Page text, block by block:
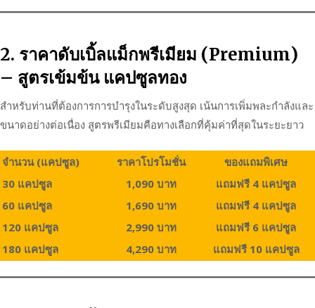
2. ราคาดับเบิ้ลแม็กพรีเมียม (Premium)
– สูตรเข้มข้น แคปซูลทอง
สำหรับท่านที่ต้องการการบำรุงในระดับสูงสุด เน้นการเพิ่มพละกำลังและ
ขนาดอย่างต่อเนื่อง สูตรพรีเมียมคือทางเลือกที่คุ้มค่าที่สุดในระยะยาว
จำนวน (แคปซูล) ราคาโปรโมชั่น
ของแถมพิเศษ
30 แคปซูล
1,090 บาท
แถมฟรี 4 แคปซูล
60 แคปซูล
1,690 บาท
แถมฟรี 4 แคปซูล
120 แคปซูล
2,990 บาท
แถมฟรี 6 แคปซูล
180 แคปซูล
4,290 บาท แถมฟรี 10 แคปซูล